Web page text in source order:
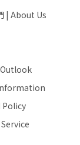
| About Us
Policy